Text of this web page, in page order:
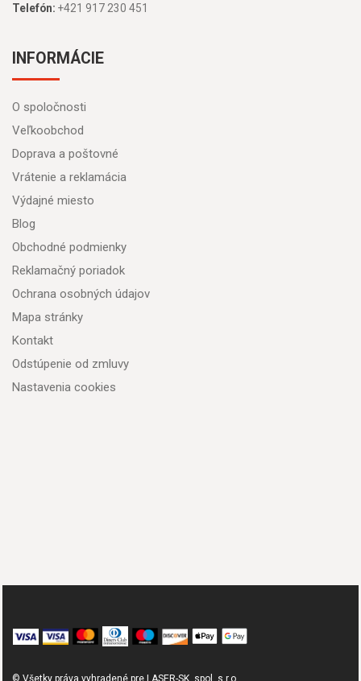
Telefón: +421 917 230 451
INFORMÁCIE
O spoločnosti
Veľkoobchod
Doprava a poštovné
Vrátenie a reklamácia
Výdajné miesto
Blog
Obchodné podmienky
Reklamačný poriadok
Ochrana osobných údajov
Mapa stránky
Kontakt
Odstúpenie od zmluvy
Nastavenia cookies
© Všetky práva vyhradené pre LASER-SK, spol. s.r.o.